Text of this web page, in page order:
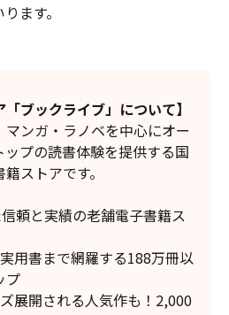
ます。
「ブックライブ」について】
マンガ・ラノベを中心にオー
プの読書体験を提供する国
ストアです。
信頼と実績の老舗電子書籍ス
用書まで網羅する188万冊以
プ
展開される人気作も！2,000